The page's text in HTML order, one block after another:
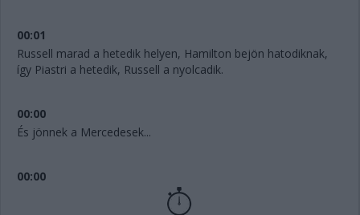
00:01
Russell marad a hetedik helyen, Hamilton bejön hatodiknak,
így Piastri a hetedik, Russell a nyolcadik.
00:00
És jönnek a Mercedesek...
00:00